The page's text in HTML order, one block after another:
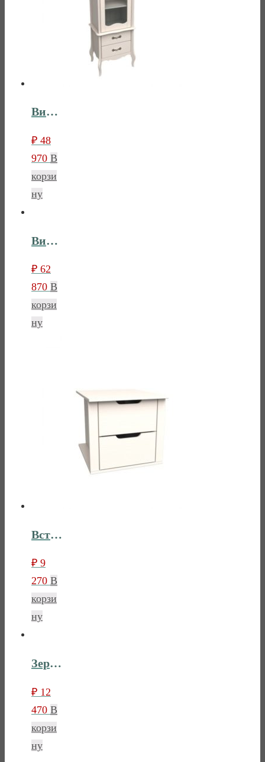
Витрина 1-дверная Лебо
₽ 48
970 В
корзи
ну
Витрина 2х дверная Лебо
₽ 62
870 В
корзи
ну
Встраиваемые ящики для шкафа Лебо
₽ 9
270 В
корзи
ну
Зеркало Лебо
₽ 12
470 В
корзи
ну